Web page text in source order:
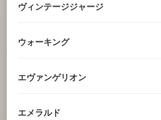
ヴィンテージジャージ
ウォーキング
エヴァンゲリオン
エメラルド